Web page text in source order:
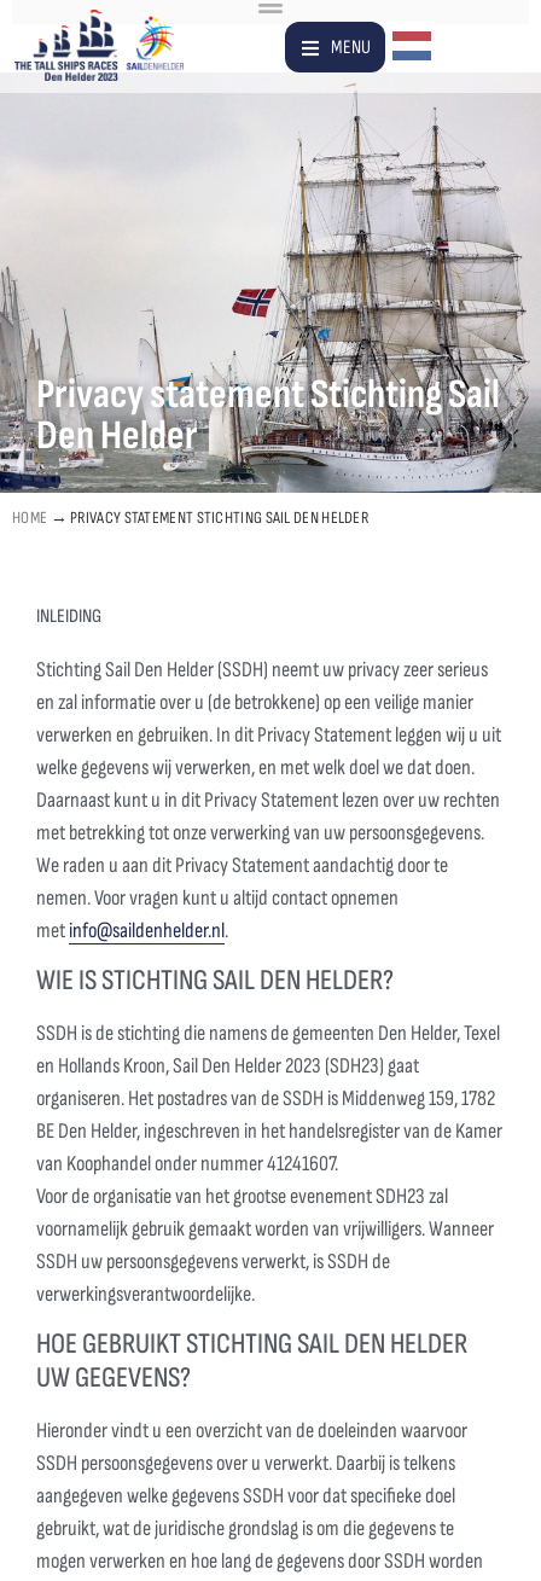
MENU
Privacy statement Stichting Sail
Den Helder
HOME → PRIVACY STATEMENT STICHTING SAIL DEN HELDER
INLEIDING
Stichting Sail Den Helder (SSDH) neemt uw privacy zeer serieus
en zal informatie over u (de betrokkene) op een veilige manier
verwerken en gebruiken. In dit Privacy Statement leggen wij u uit
welke gegevens wij verwerken, en met welk doel we dat doen.
Daarnaast kunt u in dit Privacy Statement lezen over uw rechten
met betrekking tot onze verwerking van uw persoonsgegevens.
We raden u aan dit Privacy Statement aandachtig door te
nemen. Voor vragen kunt u altijd contact opnemen
metinfo@saildenhelder.nl.
WIE IS STICHTING SAIL DEN HELDER?
SSDH is de stichting die namens de gemeenten Den Helder, Texel
en Hollands Kroon, Sail Den Helder 2023 (SDH23) gaat
organiseren. Het postadres van de SSDH is Middenweg 159, 1782
BE Den Helder, ingeschreven in het handelsregister van de Kamer
van Koophandel onder nummer 41241607.
Voor de organisatie van het grootse evenement SDH23 zal
voornamelijk gebruik gemaakt worden van vrijwilligers. Wanneer
SSDH uw persoonsgegevens verwerkt, is SSDH de
verwerkingsverantwoordelijke.
HOE GEBRUIKT STICHTING SAIL DEN HELDER
UW GEGEVENS?
Hieronder vindt u een overzicht van de doeleinden waarvoor
SSDH persoonsgegevens over u verwerkt. Daarbij is telkens
aangegeven welke gegevens SSDH voor dat specifieke doel
gebruikt, wat de juridische grondslag is om die gegevens te
mogen verwerken en hoe lang de gegevens door SSDH worden